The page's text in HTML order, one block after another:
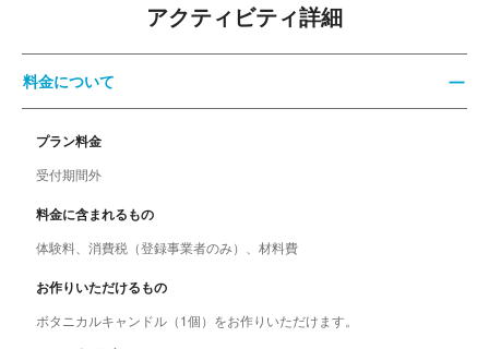
アクティビティ詳細
料金について
プラン料金
受付期間外
料金に含まれるもの
体験料、消費税（登録事業者のみ）、材料費
お作りいただけるもの
ボタニカルキャンドル（1個）をお作りいただけます。